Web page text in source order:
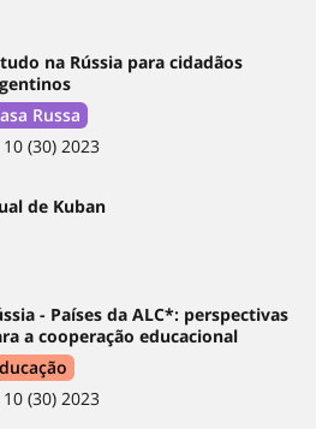
na Rússia para cidadãos
Russa
(30) 2023
de Kuban
- Países da ALC*: perspectivas
a cooperação educacional
(30) 2023